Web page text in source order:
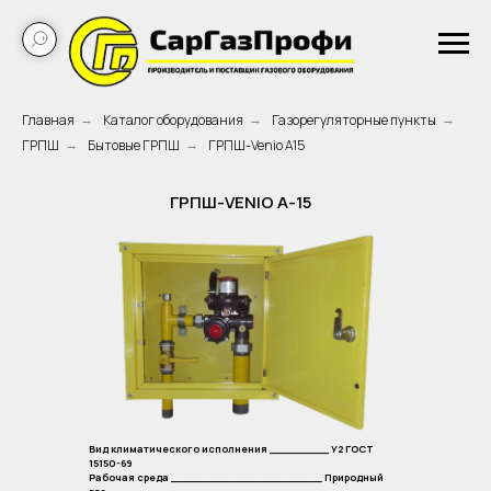
Главная → Каталог оборудования → Газорегуляторные пункты →
ГРПШ → Бытовые ГРПШ → ГРПШ-Venio A15
Вид климатического исполнения _________ У2 ГОСТ
15150-69
Рабочая среда _______________________ Природный
ГРПШ-VENIO А-15